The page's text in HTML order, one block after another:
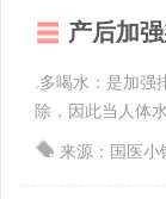
产后加
.多喝水：是加
除，因此当人体
来源：国医小